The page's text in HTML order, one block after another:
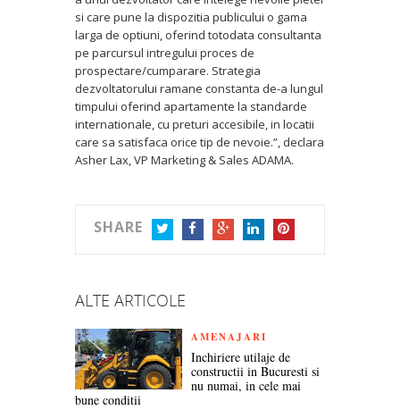
si care pune la dispozitia publicului o gama
larga de optiuni, oferind totodata consultanta
pe parcursul intregului proces de
prospectare/cumparare. Strategia
dezvoltatorului ramane constanta de-a lungul
timpului oferind apartamente la standarde
internationale, cu preturi accesibile, in locatii
care sa satisfaca orice tip de nevoie.”, declara
Asher Lax, VP Marketing & Sales ADAMA.
SHARE
ALTE ARTICOLE
AMENAJARI
Inchiriere utilaje de
constructii in Bucuresti si
nu numai, in cele mai
bune conditii